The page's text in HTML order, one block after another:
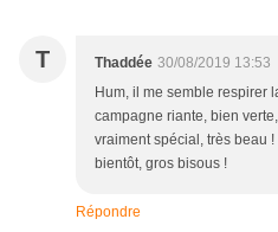
T Thaddée 30/08/2019 13:53
Hum, il me semble respirer
campagne riante, bien
vraiment spécial, très beau
bientôt, gros bisous !
Répondre